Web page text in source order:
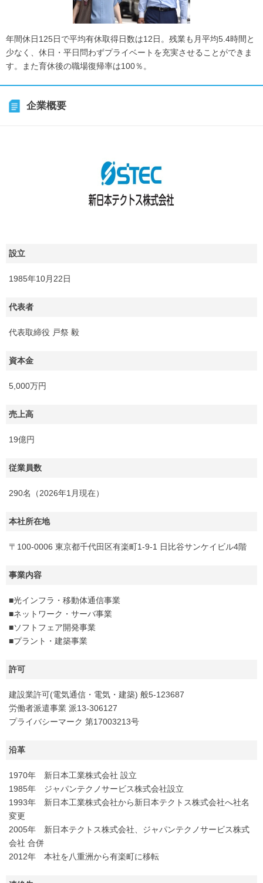
年間休日125日で平均有休取得日数は12日。残業も月平均5.4時間と
少なく、休日・平日問わずプライベートを充実させることができま
す。また育休後の職場復帰率は100％。
企業概要
設立
1985年10月22日
代表者
代表取締役 戸祭 毅
資本金
5,000万円
売上高
19億円
従業員数
290名（2026年1月現在）
本社所在地
〒100-0006 東京都千代田区有楽町1-9-1 日比谷サンケイビル4階
事業内容
■光インフラ・移動体通信事業
■ネットワーク・サーバ事業
■ソフトフェア開発事業
■プラント・建築事業
許可
建設業許可(電気通信・電気・建築) 般5-123687
労働者派遣事業 派13-306127
プライバシーマーク 第17003213号
沿革
1970年 新日本工業株式会社 設立
1985年 ジャパンテクノサービス株式会社設立
1993年 新日本工業株式会社から新日本テクトス株式会社へ社名
変更
2005年 新日本テクトス株式会社、ジャパンテクノサービス株式
会社 合併
2012年 本社を八重洲から有楽町に移転